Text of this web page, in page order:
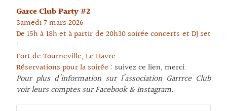
Garce Club Party #2
Samedi 7 mars 2026
De 15h à 18h et à partir de 20h30 soirée concerts et DJ set
!
Fort de Tourneville, Le Havre
Réservations pour la soirée : suivez ce lien, merci.
Pour plus d’information sur l’association Garrrce Club
voir leurs comptes sur Facebook & Instagram.